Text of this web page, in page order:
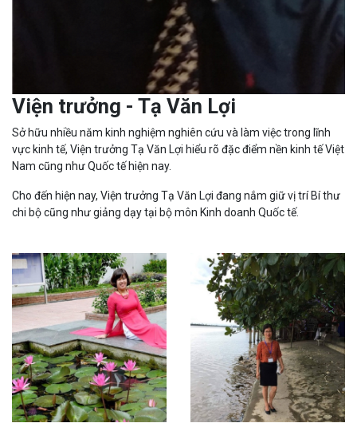
Viện trưởng - Tạ Văn Lợi
Sở hữu nhiều năm kinh nghiệm nghiên cứu và làm việc trong lĩnh
vực kinh tế, Viện trưởng Tạ Văn Lợi hiểu rõ đặc điểm nền kinh tế Việt
Nam cũng như Quốc tế hiện nay.
Cho đến hiện nay, Viện trưởng Tạ Văn Lợi đang nắm giữ vị trí Bí thư
chi bộ cũng như giảng dạy tại bộ môn Kinh doanh Quốc tế.